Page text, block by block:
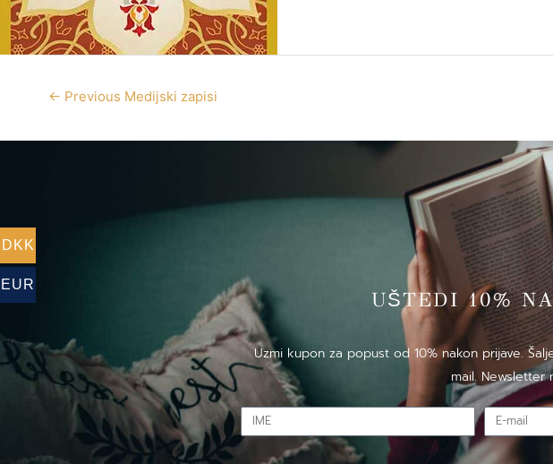
← Previous Medijski zapisi
UŠTEDI 10%
Uzmi kupon za popust od 10% nakon prijave.
mail. Newsletter
IME
E-
mail
DKK
EUR